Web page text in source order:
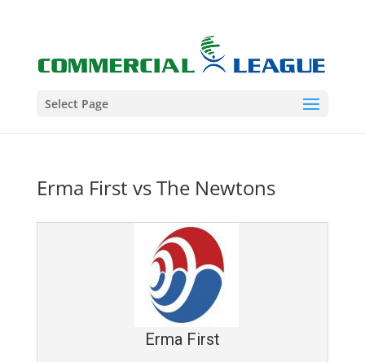
Select Page
Erma First vs The Newtons
Erma First